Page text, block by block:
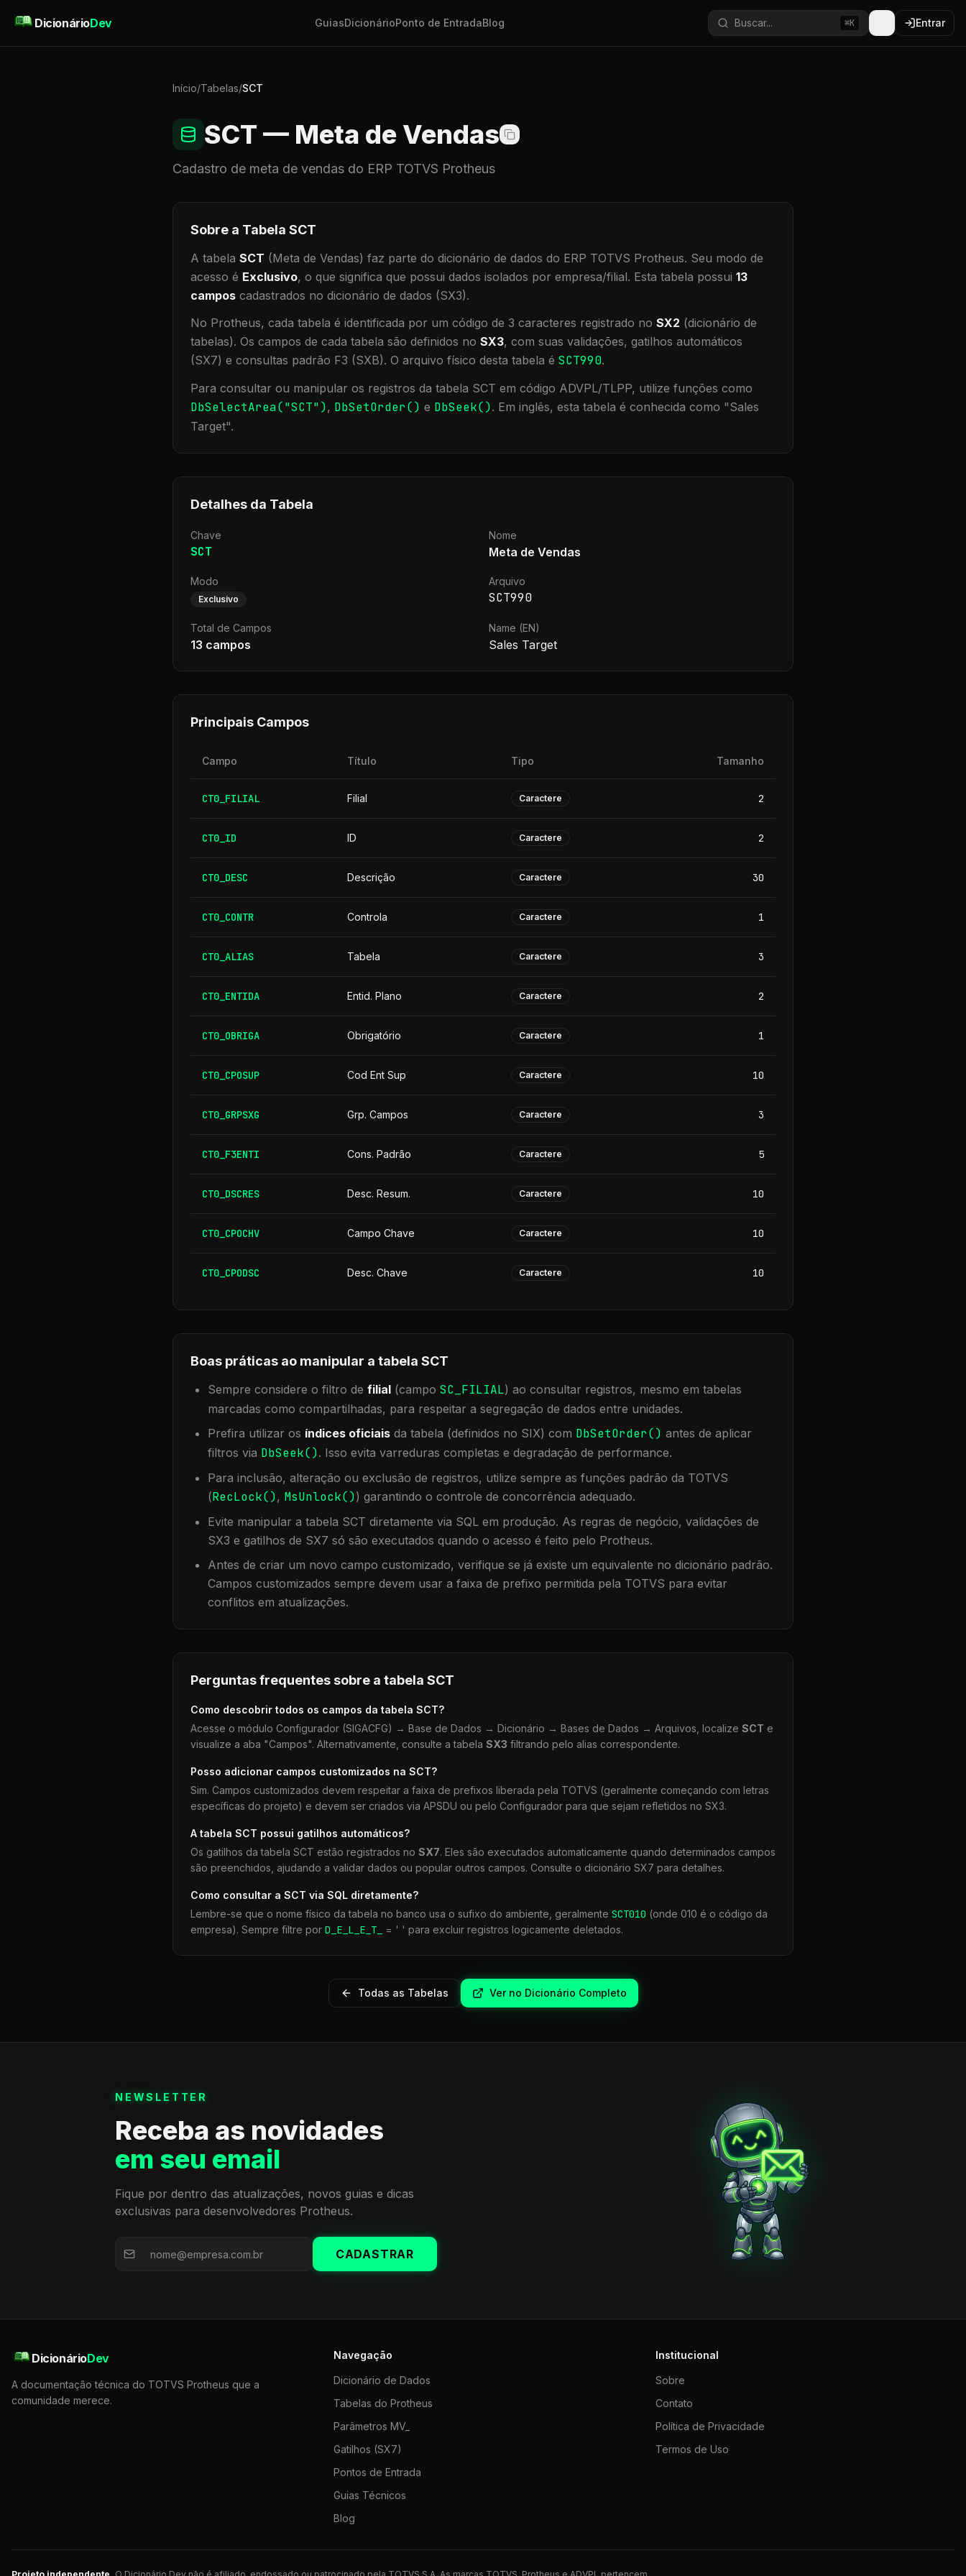
DicionárioDev GuiasDicionárioPonto de EntradaBlog Buscar... ⌘K Entrar
Início/Tabelas/SCT
SCT — Meta de Vendas
Cadastro de meta de vendas do ERP TOTVS Protheus
Sobre a Tabela SCT
A tabela SCT (Meta de Vendas) faz parte do dicionário de dados do ERP TOTVS Protheus. Seu modo de
acesso é Exclusivo, o que significa que possui dados isolados por empresa/filial. Esta tabela possui 13
campos cadastrados no dicionário de dados (SX3).
No Protheus, cada tabela é identificada por um código de 3 caracteres registrado no SX2 (dicionário de
tabelas). Os campos de cada tabela são definidos no SX3, com suas validações, gatilhos automáticos
(SX7) e consultas padrão F3 (SXB). O arquivo físico desta tabela é SCT990.
Para consultar ou manipular os registros da tabela SCT em código ADVPL/TLPP, utilize funções como
DbSelectArea("SCT"), DbSetOrder() e DbSeek(). Em inglês, esta tabela é conhecida como "Sales
Target".
Detalhes da Tabela
Chave
SCT
Nome
Meta de Vendas
Modo
Exclusivo
Arquivo
SCT990
Total de Campos
13 campos
Name (EN)
Sales Target
Principais Campos
Campo Título Tipo Tamanho
CT0_FILIAL Filial Caractere 2
CT0_ID ID Caractere 2
CT0_DESC Descrição Caractere 30
CT0_CONTR Controla Caractere 1
CT0_ALIAS Tabela Caractere 3
CT0_ENTIDA Entid. Plano Caractere 2
CT0_OBRIGA Obrigatório Caractere 1
CT0_CPOSUP Cod Ent Sup Caractere 10
CT0_GRPSXG Grp. Campos Caractere 3
CT0_F3ENTI Cons. Padrão Caractere 5
CT0_DSCRES Desc. Resum. Caractere 10
CT0_CPOCHV Campo Chave Caractere 10
CT0_CPODSC Desc. Chave Caractere 10
Boas práticas ao manipular a tabela SCT
Sempre considere o filtro de filial (campo SC_FILIAL) ao consultar registros, mesmo em tabelas
marcadas como compartilhadas, para respeitar a segregação de dados entre unidades.
Prefira utilizar os índices oficiais da tabela (definidos no SIX) com DbSetOrder() antes de aplicar
filtros via DbSeek(). Isso evita varreduras completas e degradação de performance.
Para inclusão, alteração ou exclusão de registros, utilize sempre as funções padrão da TOTVS
(RecLock(), MsUnlock()) garantindo o controle de concorrência adequado.
Evite manipular a tabela SCT diretamente via SQL em produção. As regras de negócio, validações de
SX3 e gatilhos de SX7 só são executados quando o acesso é feito pelo Protheus.
Antes de criar um novo campo customizado, verifique se já existe um equivalente no dicionário padrão.
Campos customizados sempre devem usar a faixa de prefixo permitida pela TOTVS para evitar
conflitos em atualizações.
Perguntas frequentes sobre a tabela SCT
Como descobrir todos os campos da tabela SCT?
Acesse o módulo Configurador (SIGACFG) → Base de Dados → Dicionário → Bases de Dados → Arquivos, localize SCT e
visualize a aba "Campos". Alternativamente, consulte a tabela SX3 filtrando pelo alias correspondente.
Posso adicionar campos customizados na SCT?
Sim. Campos customizados devem respeitar a faixa de prefixos liberada pela TOTVS (geralmente começando com letras
específicas do projeto) e devem ser criados via APSDU ou pelo Configurador para que sejam refletidos no SX3.
A tabela SCT possui gatilhos automáticos?
Os gatilhos da tabela SCT estão registrados no SX7. Eles são executados automaticamente quando determinados campos
são preenchidos, ajudando a validar dados ou popular outros campos. Consulte o dicionário SX7 para detalhes.
Como consultar a SCT via SQL diretamente?
Lembre-se que o nome físico da tabela no banco usa o sufixo do ambiente, geralmente SCT010 (onde 010 é o código da
empresa). Sempre filtre por D_E_L_E_T_ = ' ' para excluir registros logicamente deletados.
Todas as Tabelas Ver no Dicionário Completo
NEWSLETTER
Receba as novidades
em seu email
Fique por dentro das atualizações, novos guias e dicas
exclusivas para desenvolvedores Protheus.
CADASTRAR
DicionárioDev
A documentação técnica do TOTVS Protheus que a
comunidade merece.
Navegação
Dicionário de Dados
Tabelas do Protheus
Parâmetros MV_
Gatilhos (SX7)
Pontos de Entrada
Guias Técnicos
Blog
Institucional
Sobre
Contato
Política de Privacidade
Termos de Uso